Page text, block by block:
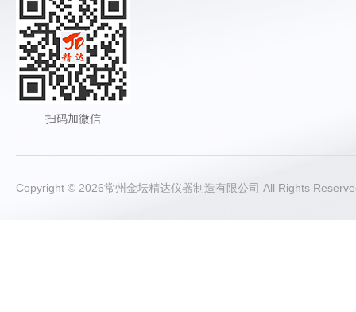
扫码加微信
Copyright © 2026常州金坛精达仪器制造有限公司 All Rights